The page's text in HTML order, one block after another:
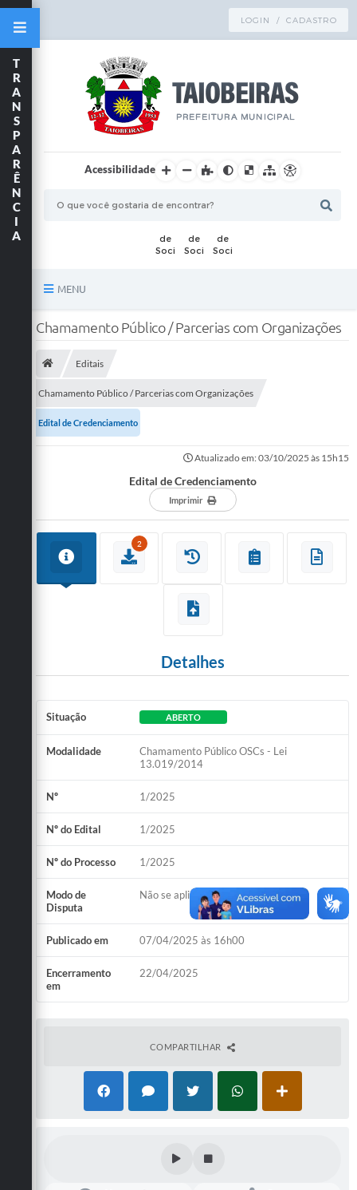
LOGIN / CADASTRO
Acessibilidade
MENU
Principal
A Prefeitura
Carta de Serviços
Obras
Agenda
Galeria de Fotos
Galeria de Vídeos
Sala M. do Empreendedor
Secretarias
T
R
A
N
S
P
A
R
Ê
N
C
I
A
Chamamento Público / Parcerias com Organizações
Editais
Chamamento Público / Parcerias com Organizações
Edital de Credenciamento
Atualizado em: 03/10/2025 às 15h15
Edital de Credenciamento
Imprimir
2
Detalhes
Situação ABERTO
Modalidade
Chamamento Público OSCs - Lei
13.019/2014
Nº 1/2025
Nº do Edital 1/2025
Nº do Processo 1/2025
Modo de
Disputa
Não se aplica
Publicado em 07/04/2025 às 16h00
Encerramento
em
22/04/2025
COMPARTILHAR